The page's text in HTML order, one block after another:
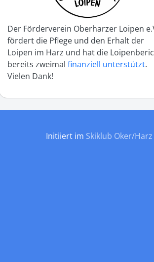
Der Förderverein Oberharzer Loipen
fördert die Pflege und den Erhalt der
Loipen im Harz und hat die
bereits zweimal finanziell unterstützt.
Vielen Dank!
Initiiert im Skiklub Oker/Harz